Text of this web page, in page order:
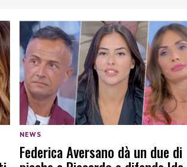
NEWS
Federica Aversano dà un due di